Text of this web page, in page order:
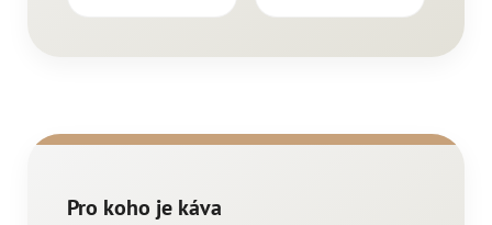
Pro koho je káva